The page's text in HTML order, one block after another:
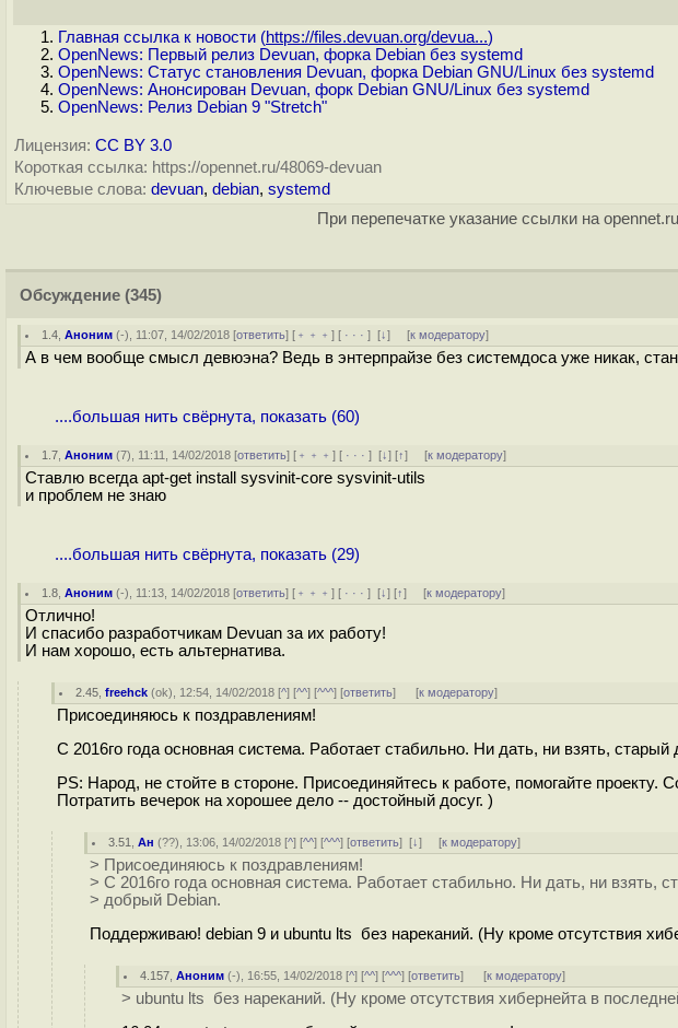
Главная ссылка к новости (https://files.devuan.org/devua...)
OpenNews: Первый релиз Devuan, форка Debian без systemd
OpenNews: Статус становления Devuan, форка Debian GNU/Linux без systemd
OpenNews: Анонсирован Devuan, форк Debian GNU/Linux без systemd
OpenNews: Релиз Debian 9 "Stretch"
Лицензия: CC BY 3.0
Короткая ссылка: https://opennet.ru/48069-devuan
Ключевые слова: devuan, debian, systemd
При перепечатке указание ссылки на
Обсуждение (345)
1.4 ,Аноним (-), 11:07, 14/02/2018 [ответить] [ ﹢﹢﹢] [ · · ·][↓] [к модератору]
А в чем вообще смысл девюэна? Ведь в энтерпрайзе без системдоса уже никак,
....большая нить свёрнута, показать (60)
1.7 ,Аноним (7), 11:11, 14/02/2018 [ответить] [ ﹢﹢﹢] [ · · ·][↓] [↑] [к модератору]
Ставлю всегда apt-get install sysvinit-core sysvinit-utils
и проблем не знаю
....большая нить свёрнута, показать (29)
1.8 ,Аноним (-), 11:13, 14/02/2018 [ответить] [ ﹢﹢﹢] [ · · ·][↓] [↑] [к модератору]
Отлично!
И спасибо разработчикам Devuan за их работу!
И нам хорошо, есть альтернатива.
2.45 ,freehck (ok), 12:54, 14/02/2018 [^] [^^] [^^^] [ответить] [к модератору]
Присоединяюсь к поздравлениям!
С 2016го года основная система. Работает стабильно. Ни дать, ни взять, старый
PS: Народ, не стойте в стороне. Присоединяйтесь к работе, помогайте проекту.
Потратить вечерок на хорошее дело -- достойный досуг. )
3.51 ,Ан (??), 13:06, 14/02/2018 [^] [^^] [^^^] [ответить][↓] [к модератору]
> Присоединяюсь к поздравлениям!
> С 2016го года основная система. Работает стабильно. Ни дать, ни взять,
> добрый Debian.
Поддерживаю! debian 9 и ubuntu lts без нареканий. (Ну кроме отсутствия
4.157 ,Аноним (-), 16:55, 14/02/2018 [^] [^^] [^^^] [ответить] [к модератору]
> ubuntu lts без нареканий. (Ну кроме отсутствия хибернейта в